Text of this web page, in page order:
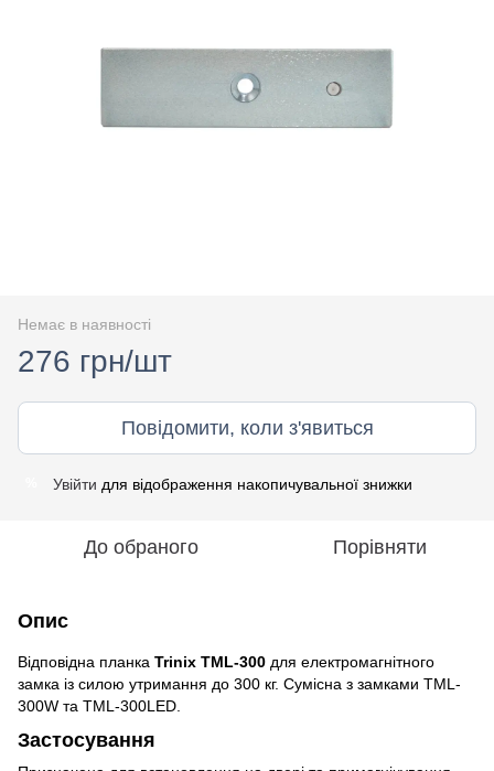
Немає в наявності
276 грн/шт
Повідомити, коли з'явиться
Увійти для відображення накопичувальної знижки
До обраного Порівняти
Опис
Відповідна планка Trinix TML-300 для електромагнітного
замка із силою утримання до 300 кг. Сумісна з замками TML-
300W та TML-300LED.
Застосування